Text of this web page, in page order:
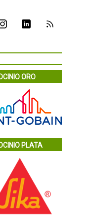
ORO
PLATA